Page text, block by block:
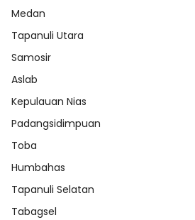
Medan
Tapanuli Utara
Samosir
Aslab
Kepulauan Nias
Padangsidimpuan
Toba
Humbahas
Tapanuli Selatan
Tabagsel